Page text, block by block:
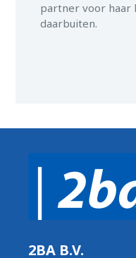
partner voor haar
daarbuiten.
2BA B.V.